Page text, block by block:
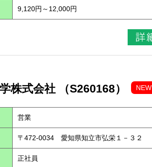
9,120円～12,000円
株式会社 （S260168） NEW
営業
〒472-0034 愛知県知立市弘栄１－３２
正社員